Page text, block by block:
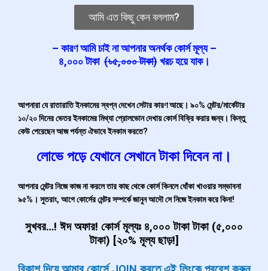
আমি এত কিছু কেন বললাম?
– কারণ আমি চাই না আপনার অনর্থককোর্স মূল্য –
৪,০০০টাকা(৳৫,০০০ টাকা)খরচ হয়ে যাক।
আপনারা যে রাতারাতি ইনকামের স্বপ্ন দেখেন সেটার কারণ আছে। ৯০% মেন্টর/মার্কেটার
১০/২০ দিনের ভেতর ইনকামের মিথ্যা প্রোলভোন দেখায় কোর্স বিক্রি করার জন্য। কিন্তু
কেউ পেরেছেন আজ পর্যন্ত ঐভাবে ইনকাম করতে?
লোভে পড়ে যেখানে সেখানে টাকা দিবেন না।
আপনার মেন্টর নিজে কাজ না করলে তার কাছ থেকে কোর্স কিনলে ধোঁকা খাওয়ার সম্ভাবনা
৯৫%। সুতরাং, আগে কোর্সের মেন্টর সম্পর্কে জানুন আদৌ সে নিজে ইনকাম করে কিনা!
সুখবর…! ঈদ অফার! কোর্স মূল্যঃ ৪,০০০ টাকা টাকা (৫,০০০
টাকা) [২০% মূল্য ছাড়!]